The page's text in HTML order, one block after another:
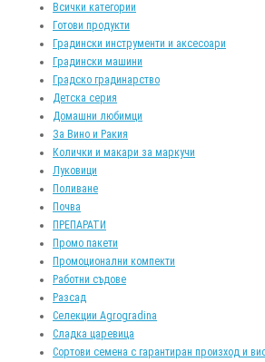
Всички категории
Готови продукти
Градински инструменти и аксесоари
Градински машини
Градско градинарство
Детска серия
Домашни любимци
За Вино и Ракия
Колички и макари за маркучи
Луковици
Поливане
Почва
ПРЕПАРАТИ
Промо пакети
Промоционални компекти
Работни съдове
Разсад
Селекции Agrogradina
Сладка царевица
Сортови семена с гарантиран произход и